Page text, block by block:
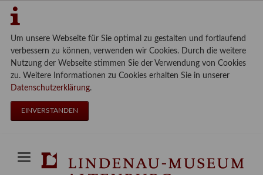
Um unsere Webseite für Sie optimal zu gestalten und fortlaufend
verbessern zu können, verwenden wir Cookies. Durch die weitere
Nutzung der Webseite stimmen Sie der Verwendung von Cookies
zu. Weitere Informationen zu Cookies erhalten Sie in unserer
Datenschutzerklärung.
EINVERSTANDEN